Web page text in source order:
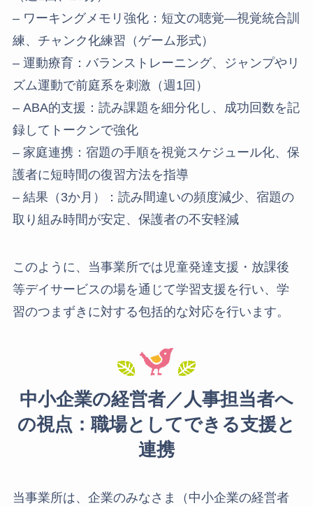
– ワーキングメモリ強化：短文の聴覚―視覚統合訓
練、チャンク化練習（ゲーム形式）
– 運動療育：バランストレーニング、ジャンプやリ
ズム運動で前庭系を刺激（週1回）
– ABA的支援：読み課題を細分化し、成功回数を記
録してトークンで強化
– 家庭連携：宿題の手順を視覚スケジュール化、保
護者に短時間の復習方法を指導
– 結果（3か月）：読み間違いの頻度減少、宿題の
取り組み時間が安定、保護者の不安軽減
このように、当事業所では児童発達支援・放課後
等デイサービスの場を通じて学習支援を行い、学
習のつまずきに対する包括的な対応を行います。
中小企業の経営者／人事担当者へ
の視点：職場としてできる支援と
連携
当事業所は、企業のみなさま（中小企業の経営者